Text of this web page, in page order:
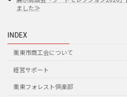
ました≫
INDEX
栗東市商工会について
経営サポート
栗東フォレスト倶楽部